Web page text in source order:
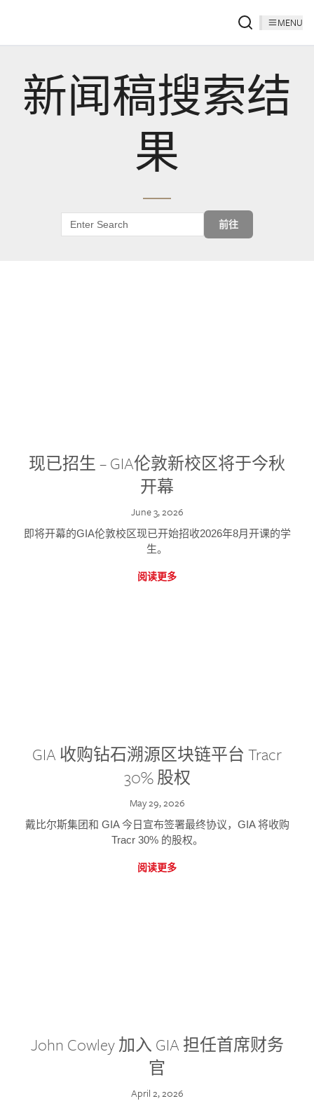
MENU
新闻稿搜索结
果
前往
现已招生 – GIA伦敦新校区将于今秋
开幕
June 3, 2026
即将开幕的GIA伦敦校区现已开始招收2026年8月开课的学
生。
阅读更多
GIA 收购钻石溯源区块链平台 Tracr
30% 股权
May 29, 2026
戴比尔斯集团和 GIA 今日宣布签署最终协议，GIA 将收购
Tracr 30% 的股权。
阅读更多
John Cowley 加入 GIA 担任首席财务
官
April 2, 2026